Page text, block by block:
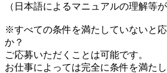
（日本語によるマニュアルの理解等
※すべての条件を満たしていないと
か？
ご応募いただくことは可能です。
お仕事によっては完全に条件を満た